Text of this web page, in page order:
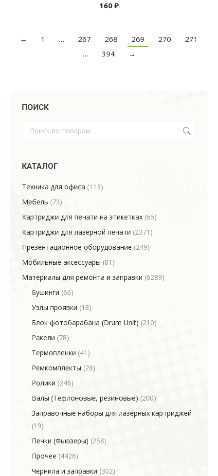
160 ₽
← 1 … 267 268 269 270
271
…
394 →
ПОИСК
КАТАЛОГ
Техника для офиса (113)
Мебель (73)
Картриджи для печати на этикетках (65)
Картриджи для лазерной печати (2371)
Презентационное оборудование (249)
Мобильные аксессуары (81)
Материалы для ремонта и заправки (6289)
Бушинги (66)
Узлы проявки (18)
Блок фотобарабана (Drum Unit) (210)
Ракели (78)
Термопленки (41)
Ремкомплекты (28)
Ролики (246)
Валы (Тефлоновые, резиновые) (200)
Заправочные наборы для лазерных картриджей
(19)
Печки (Фьюзеры) (258)
Прочее (4426)
Чернила и заправки (302)